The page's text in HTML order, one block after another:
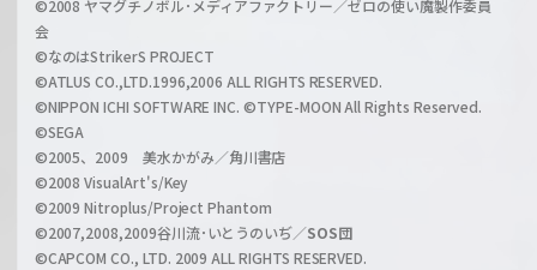
l
h
a
n
l
©2008 ヤマグチノボル･メディアファクトリー／ゼロの使い魔製作委員
会
©なのはStrikerS PROJECT
©ATLUS CO.,LTD.1996,2006 ALL RIGHTS RESERVED.
©NIPPON ICHI SOFTWARE INC. ©TYPE-MOON All Rights Reserved.
©SEGA
©2005、2009 美水かがみ／角川書店
©2008 VisualArt's/Key
©2009 Nitroplus/Project Phantom
©2007,2008,2009谷川流･いとうのいぢ／SOS団
©CAPCOM CO., LTD. 2009 ALL RIGHTS RESERVED.